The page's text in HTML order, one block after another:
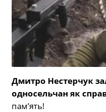
Дмитро Нестерчук
односельчан як
пам’ять!